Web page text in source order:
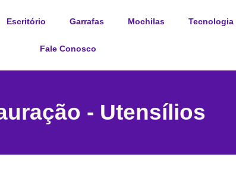
Escritório Garrafas Mochilas Tecnologia
Fale Conosco
- Utensílios